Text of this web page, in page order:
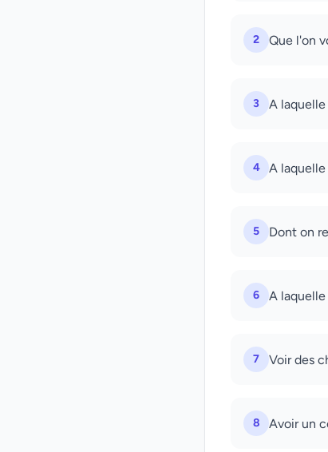
2 Que l'on
3 A laquelle
4 A
5 Dont on
6 A
7 Voir des
8 Avoir un